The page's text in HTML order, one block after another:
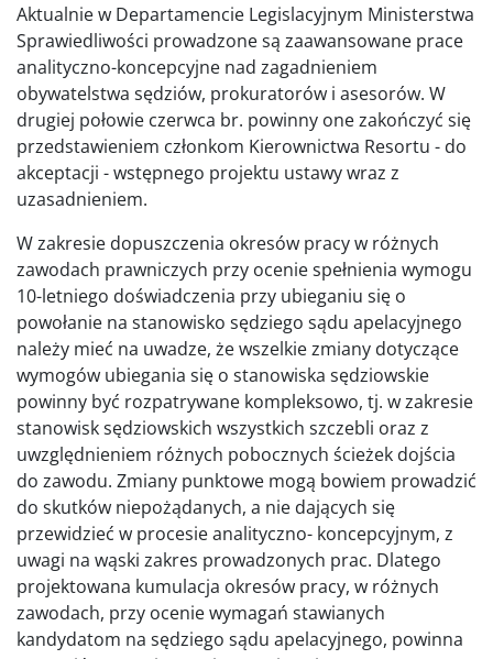
Aktualnie w Departamencie Legislacyjnym Ministerstwa
Sprawiedliwości prowadzone są zaawansowane prace
analityczno-koncepcyjne nad zagadnieniem
obywatelstwa sędziów, prokuratorów i asesorów. W
drugiej połowie czerwca br. powinny one zakończyć się
przedstawieniem członkom Kierownictwa Resortu - do
akceptacji - wstępnego projektu ustawy wraz z
uzasadnieniem.
W zakresie dopuszczenia okresów pracy w różnych
zawodach prawniczych przy ocenie spełnienia wymogu
10-letniego doświadczenia przy ubieganiu się o
powołanie na stanowisko sędziego sądu apelacyjnego
należy mieć na uwadze, że wszelkie zmiany dotyczące
wymogów ubiegania się o stanowiska sędziowskie
powinny być rozpatrywane kompleksowo, tj. w zakresie
stanowisk sędziowskich wszystkich szczebli oraz z
uwzględnieniem różnych pobocznych ścieżek dojścia
do zawodu. Zmiany punktowe mogą bowiem prowadzić
do skutków niepożądanych, a nie dających się
przewidzieć w procesie analityczno- koncepcyjnym, z
uwagi na wąski zakres prowadzonych prac. Dlatego
projektowana kumulacja okresów pracy, w różnych
zawodach, przy ocenie wymagań stawianych
kandydatom na sędziego sądu apelacyjnego, powinna